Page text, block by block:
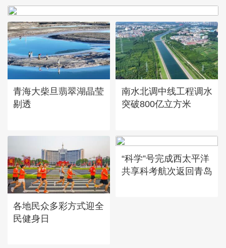
青海大柴旦翡翠湖晶莹
剔透
南水北调中线工程调水
突破800亿立方米
各地民众多彩方式迎全
民健身日
“科学”号完成西太平洋
共享科考航次返回青岛